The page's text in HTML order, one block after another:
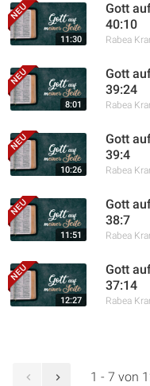
11:30
Gott
40:10
Rabea
8:01
Gott
39:24
Rabea
10:26
Gott
39:4
Rabea
11:51
Gott
38:7
Rabea
12:27
Gott
37:14
Rabea
1 - 7 von